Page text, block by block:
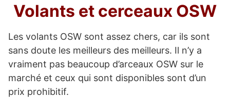
Volants et cerceaux OSW
Les volants OSW sont assez chers, car ils sont
sans doute les meilleurs des meilleurs. Il n’y a
vraiment pas beaucoup d’arceaux OSW sur le
marché et ceux qui sont disponibles sont d’un
prix prohibitif.